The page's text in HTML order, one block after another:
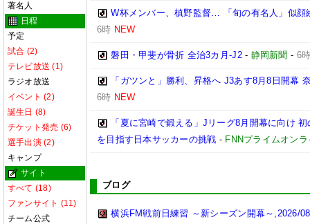
著名人
日程
予定
試合 (2)
テレビ放送 (1)
ラジオ放送
イベント (2)
誕生日 (8)
チケット発売 (6)
選手出演 (2)
キャンプ
サイト
すべて (18)
ファンサイト (11)
チーム公式
W杯メンバー、槙野監督… 「旬の有名人」似顔
6時 NEW
磐田・甲斐が骨折 全治3カ月-J2- 静岡新聞 - 6
「ガツンと」勝利、昇格へ J3あす8月8日開幕
6時 NEW
「夏に宮崎で鍛える」Jリーグ8月開幕に向け
を目指す日本サッカーの挑戦 - FNNプライムオンラ
ブログ
横浜FM戦前日練習 ～新シーズン開幕～,2026/